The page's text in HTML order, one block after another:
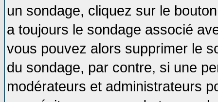
un sondage, cliquez sur le
a toujours le sondage associé
vous pouvez alors supprimer le
du sondage, par contre, si une
modérateurs et administrateurs